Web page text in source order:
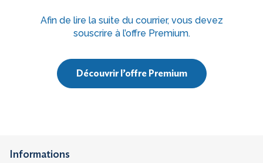
Hommage et démarches après décès
Afin de lire la suite du courrier, vous devez
souscrire à l’offre Premium.
Découvrir l’offre Premium
Informations